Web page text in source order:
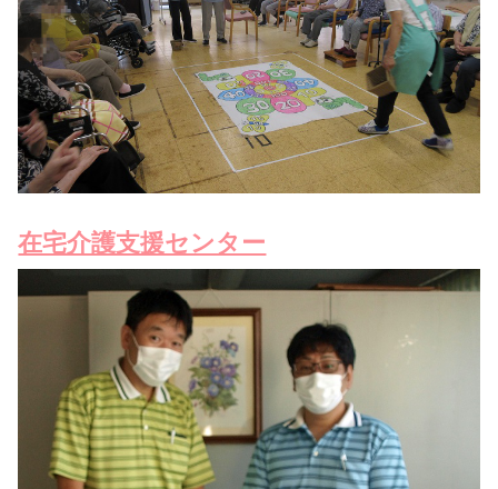
在宅介護支援センター